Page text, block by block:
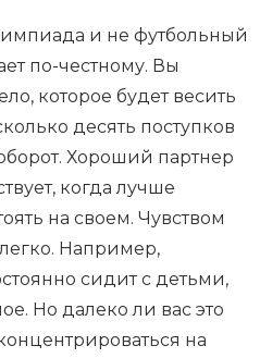
и не футбольный
по-честному. Вы
которое будет весить
десять поступков
Хороший партнер
когда лучше
на своем. Чувством
Например,
сидит с детьми,
Но далеко ли вас это
на